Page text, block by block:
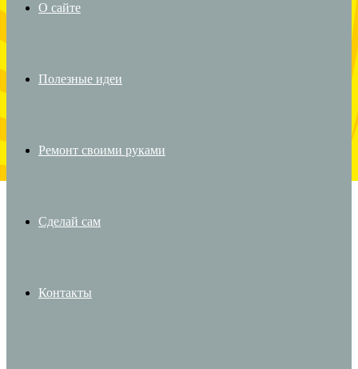
О сайте
Полезные идеи
Ремонт своими руками
Сделай сам
Контакты